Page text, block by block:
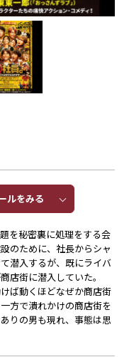
ルをみる​​
を秘密裏に処理をする会
のために、社長からシャ
潜入するが、既にライバ
店街に潜入していた。
ば動くほどなぜか商店街
方で潰れかけの商店街を
りの男も現れ、事態は思